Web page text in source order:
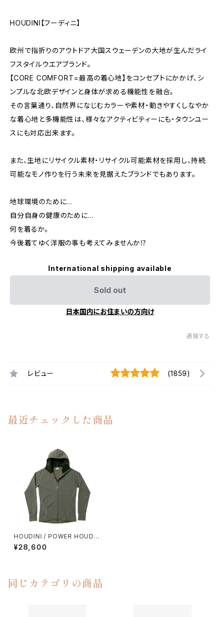
HOUDINI【フーディニ】
欧州で指折りのアウトドア大国スウェーデンの大地が生んだライ
フスタイルウエアブランド。
【CORE COMFORT=最高の着心地】をコンセプトにかかげ、シ
ンプルな北欧デザインと身体が求める機能性を融合。
その言葉通り、自然界になじむカラーや素材・動きやすくしなやか
な着心地と多機能性は、様々なアクティビティーにも・タウンユー
スにも対応出来ます。
また、生地にリサイクル素材・リサイクル可能素材を採用し、持続
可能なモノ作りを行う未来を見据えたブランドでもあります。
地球環境のために…
自分自身の健康のために…
何を着るか。
今後着てゆく洋服の事も考えてみませんか⁉︎
International shipping available
Sold out
日本国内にお住まいの方向け
通報する
レビュー (1859)
最近チェックした商品
HOUDINI / POWER HOUDI
（WILLOW GREEN）
¥28,600
同じカテゴリの商品